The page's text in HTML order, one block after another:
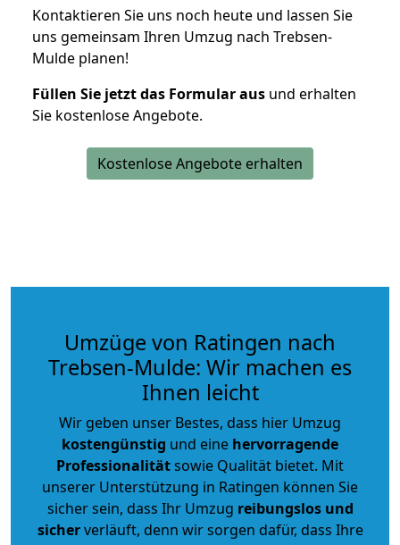
Kontaktieren Sie uns noch heute und lassen Sie
uns gemeinsam Ihren Umzug nach Trebsen-
Mulde planen!
Füllen Sie jetzt das Formular aus und erhalten
Sie kostenlose Angebote.
Kostenlose Angebote erhalten
Umzüge von Ratingen nach
Trebsen-Mulde: Wir machen es
Ihnen leicht
Wir geben unser Bestes, dass hier Umzug
kostengünstig und eine hervorragende
Professionalitätsowie Qualität bietet. Mit
unserer Unterstützung in Ratingen können Sie
sicher sein, dass Ihr Umzug reibungslos und
sicherverläuft, denn wir sorgen dafür, dass Ihre